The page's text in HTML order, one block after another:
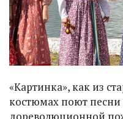
«Картинка», как из
костюмах поют песни